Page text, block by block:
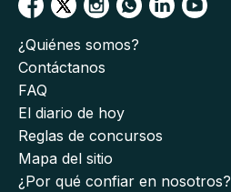
¿Quiénes somos?
Contáctanos
FAQ
El diario de hoy
Reglas de concursos
Mapa del sitio
¿Por qué confiar en nosotros?